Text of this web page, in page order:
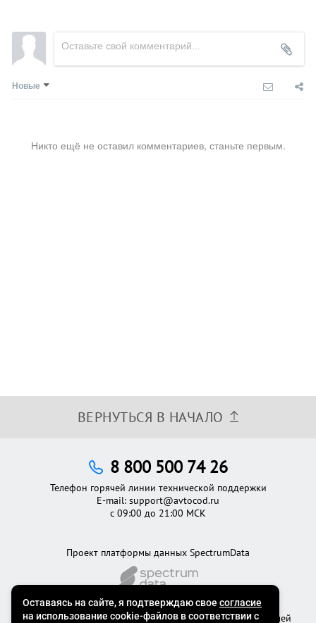
Новые
Никто ещё не оставил комментариев, станьте первым.
ВЕРНУТЬСЯ В НАЧАЛО
©2012 - 2026Официальный сервис проверки автомобилей
Проект платформы данных SpectrumData
8 800 500 74 26
Телефон горячей линии технической поддержки
E-mail: support@avtocod.ru
с 09:00 до 21:00 МСК